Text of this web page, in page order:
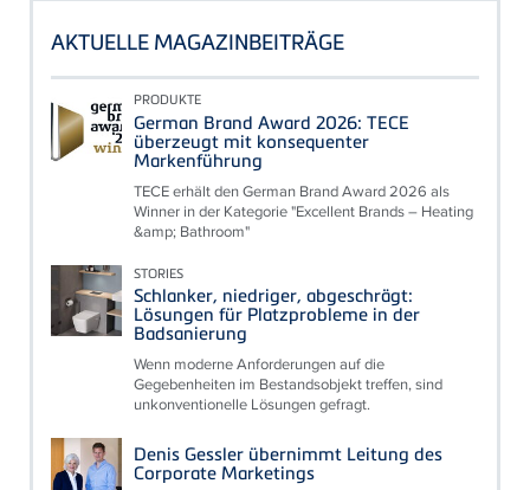
AKTUELLE MAGAZINBEITRÄGE
PRODUKTE
German Brand Award 2026: TECE
überzeugt mit konsequenter
Markenführung
TECE erhält den German Brand Award 2026 als
Winner in der Kategorie "Excellent Brands – Heating
&amp; Bathroom"
STORIES
Schlanker, niedriger, abgeschrägt:
Lösungen für Platzprobleme in der
Badsanierung
Wenn moderne Anforderungen auf die
Gegebenheiten im Bestandsobjekt treffen, sind
unkonventionelle Lösungen gefragt.
Denis Gessler übernimmt Leitung des
Corporate Marketings